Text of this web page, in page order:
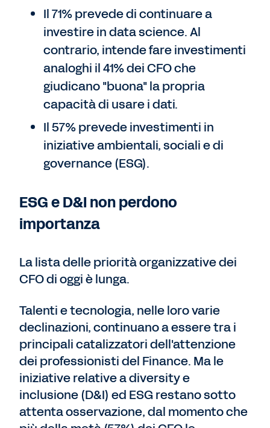
Il 71% prevede di continuare a
investire in data science. Al
contrario, intende fare investimenti
analoghi il 41% dei CFO che
giudicano "buona" la propria
capacità di usare i dati.
Il 57% prevede investimenti in
iniziative ambientali, sociali e di
governance (ESG).
ESG e D&I non perdono
importanza
La lista delle priorità organizzative dei
CFO di oggi è lunga.
Talenti e tecnologia, nelle loro varie
declinazioni, continuano a essere tra i
principali catalizzatori dell'attenzione
dei professionisti del Finance. Ma le
iniziative relative a diversity e
inclusione (D&I) ed ESG restano sotto
attenta osservazione, dal momento che